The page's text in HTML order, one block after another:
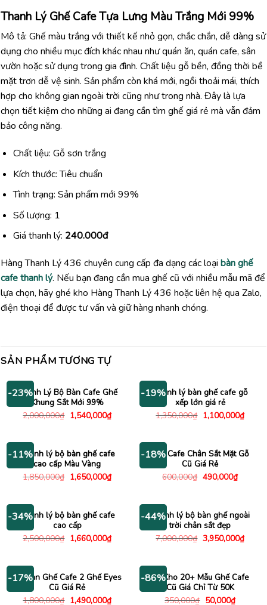
Thanh Lý Ghế Cafe Tựa Lưng Màu Trắng Mới 99%
Mô tả: Ghế màu trắng với thiết kế nhỏ gọn, chắc chắn, dễ dàng sử
dụng cho nhiều mục đích khác nhau như quán ăn, quán cafe, sân
vườn hoặc sử dụng trong gia đình. Chất liệu gỗ bền, đồng thời bề
mặt trơn dễ vệ sinh. Sản phẩm còn khá mới, ngồi thoải mái, thích
hợp cho không gian ngoài trời cũng như trong nhà. Đây là lựa
chọn tiết kiệm cho những ai đang cần tìm ghế giá rẻ mà vẫn đảm
bảo công năng.
Chất liệu: Gỗ sơn trắng
Kích thước: Tiêu chuẩn
Tình trạng: Sản phẩm mới 99%
Số lượng: 1
Giá thanh lý: 240.000đ
Hàng Thanh Lý 436 chuyên cung cấp đa dạng các loại bàn ghế
cafe thanh lý. Nếu bạn đang cần mua ghế cũ với nhiều mẫu mã để
lựa chọn, hãy ghé kho Hàng Thanh Lý 436 hoặc liên hệ qua Zalo,
điện thoại để được tư vấn và giữ hàng nhanh chóng.
SẢN PHẨM TƯƠNG TỰ
-23%
Thanh Lý Bộ Bàn Cafe Ghế
Khung Sắt Mới 99%
2,000,000₫ Giá
gốc
1,540,000₫Giá
hiện
1,540,000₫.
-19%Thanh lý bàn ghế cafe gỗ
xếp lớn giá rẻ
1,350,000₫ Giá
gốc
1,100,000₫Giá
hiện
-11%Thanh lý bộ bàn ghế cafe
cao cấp Màu Vàng
1,850,000₫ Giá
gốc
1,650,000₫Giá
hiện
1,650,000₫.
-18%
Bàn Cafe Chân Sắt Mặt Gỗ
Cũ Giá Rẻ
600,000₫ Giá
490,000₫Giá
hiện
-34%Thanh lý bộ bàn ghế cafe
cao cấp
2,500,000₫ Giá
gốc
1,660,000₫Giá
hiện
1,660,000₫.
-44%
Thanh lý bộ bàn ghế ngoài
trời chân sắt đẹp
7,000,000₫ Giá
gốc
3,950,000₫Giá
hiện
-17%
Bộ Bàn Ghế Cafe 2 Ghế Eyes
Cũ Giá Rẻ
1,800,000₫ Giá
1,490,000₫Giá
-86%
Xả Kho 20+ Mẫu Ghế Cafe
Cũ Giá Chỉ Từ 50K
350,000₫ Giá
50,000₫Giá